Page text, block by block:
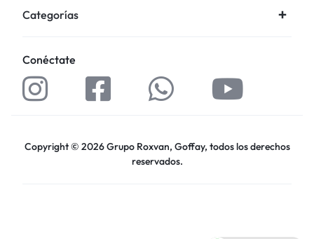
Categorías
Conéctate
Copyright © 2026 Grupo Roxvan, Goffay, todos los derechos
reservados.